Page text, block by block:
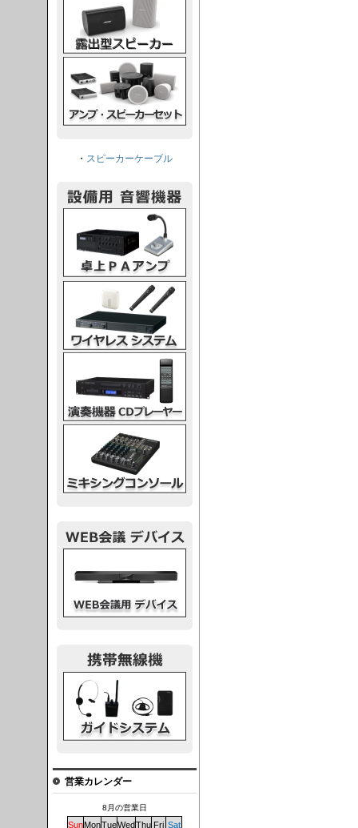
・ スピーカーケーブル
営業カレンダー
8月の営業日
SunMonTueWedThu Fri Sat